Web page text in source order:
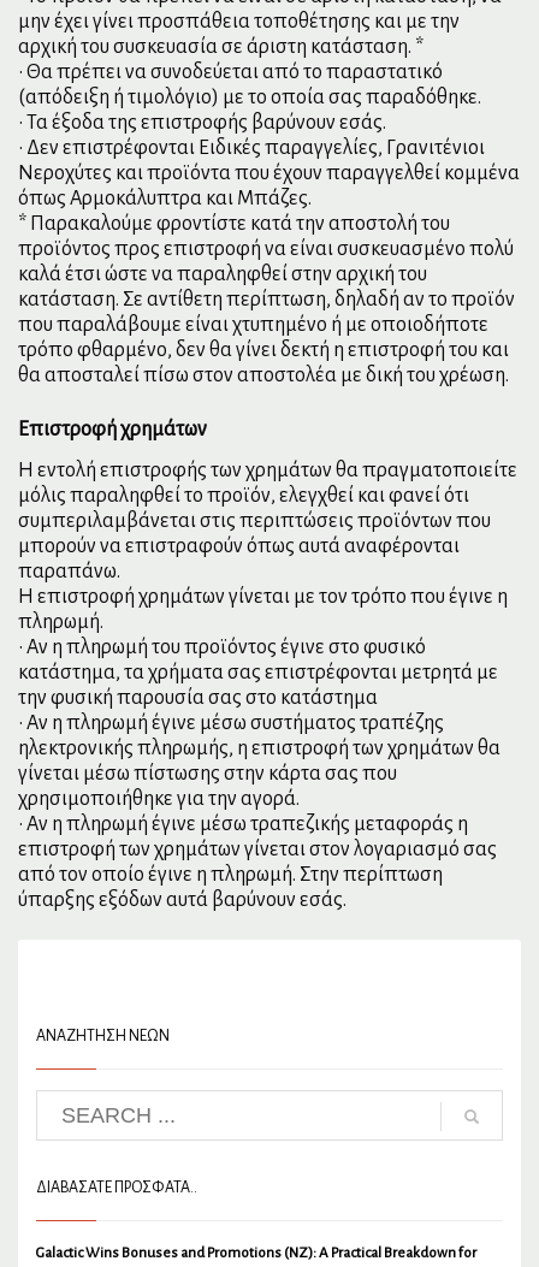
μην έχει γίνει προσπάθεια τοποθέτησης και με την
αρχική του συσκευασία σε άριστη κατάσταση. *
• Θα πρέπει να συνοδεύεται από το παραστατικό
(απόδειξη ή τιμολόγιο) με το οποία σας παραδόθηκε.
• Τα έξοδα της επιστροφής βαρύνουν εσάς.
• Δεν επιστρέφονται Ειδικές παραγγελίες, Γρανιτένιοι
Νεροχύτες και προϊόντα που έχουν παραγγελθεί κομμένα
όπως Αρμοκάλυπτρα και Μπάζες.
* Παρακαλούμε φροντίστε κατά την αποστολή του
προϊόντος προς επιστροφή να είναι συσκευασμένο πολύ
καλά έτσι ώστε να παραληφθεί στην αρχική του
κατάσταση. Σε αντίθετη περίπτωση, δηλαδή αν το προϊόν
που παραλάβουμε είναι χτυπημένο ή με οποιοδήποτε
τρόπο φθαρμένο, δεν θα γίνει δεκτή η επιστροφή του και
θα αποσταλεί πίσω στον αποστολέα με δική του χρέωση.
Επιστροφή χρημάτων
Η εντολή επιστροφής των χρημάτων θα πραγματοποιείτε
μόλις παραληφθεί το προϊόν, ελεγχθεί και φανεί ότι
συμπεριλαμβάνεται στις περιπτώσεις προϊόντων που
μπορούν να επιστραφούν όπως αυτά αναφέρονται
παραπάνω.
Η επιστροφή χρημάτων γίνεται με τον τρόπο που έγινε η
πληρωμή.
• Αν η πληρωμή του προϊόντος έγινε στο φυσικό
κατάστημα, τα χρήματα σας επιστρέφονται μετρητά με
την φυσική παρουσία σας στο κατάστημα
• Αν η πληρωμή έγινε μέσω συστήματος τραπέζης
ηλεκτρονικής πληρωμής, η επιστροφή των χρημάτων θα
γίνεται μέσω πίστωσης στην κάρτα σας που
χρησιμοποιήθηκε για την αγορά.
• Αν η πληρωμή έγινε μέσω τραπεζικής μεταφοράς η
επιστροφή των χρημάτων γίνεται στον λογαριασμό σας
από τον οποίο έγινε η πληρωμή. Στην περίπτωση
ύπαρξης εξόδων αυτά βαρύνουν εσάς.
ΑΝΑΖΉΤΗΣΗ ΝΈΩΝ
ΔΙΑΒΆΣΑΤΕ ΠΡΌΣΦΑΤΑ..
Galactic Wins Bonuses and Promotions (NZ): A Practical Breakdown for